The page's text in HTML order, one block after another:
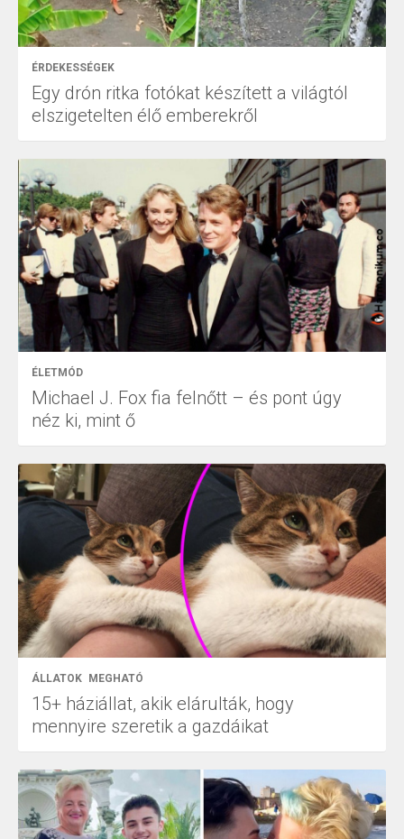
ÉRDEKESSÉGEK
Egy drón ritka fotókat készített a világtól
elszigetelten élő emberekről
ÉLETMÓD
Michael J. Fox fia felnőtt – és pont úgy
néz ki, mint ő
ÁLLATOK MEGHATÓ
15+ háziállat, akik elárulták, hogy
mennyire szeretik a gazdáikat